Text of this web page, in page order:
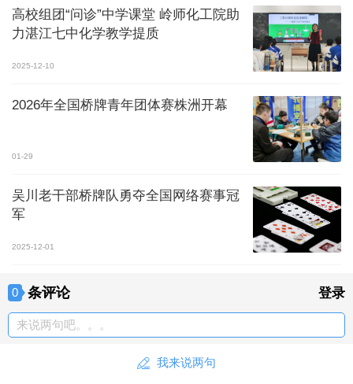
高校组团“问诊”中学课堂 岭师化工院助
力湛江七中化学教学提质
2025-12-10
2026年全国桥牌青年团体赛株洲开幕
01-29
吴川老干部桥牌队勇夺全国网络赛事冠
军
2025-12-01
0 条评论 登录
来说两句吧。。。
我来说两句